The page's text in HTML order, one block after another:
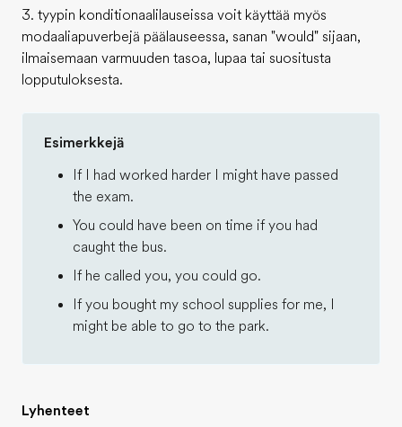
3. tyypin konditionaalilauseissa voit käyttää myös
modaaliapuverbejä päälauseessa, sanan "would" sijaan,
ilmaisemaan varmuuden tasoa, lupaa tai suositusta
lopputuloksesta.
Esimerkkejä
If I had worked harder I might have passed
the exam.
You could have been on time if you had
caught the bus.
If he called you, you could go.
If you bought my school supplies for me, I
might be able to go to the park.
Lyhenteet